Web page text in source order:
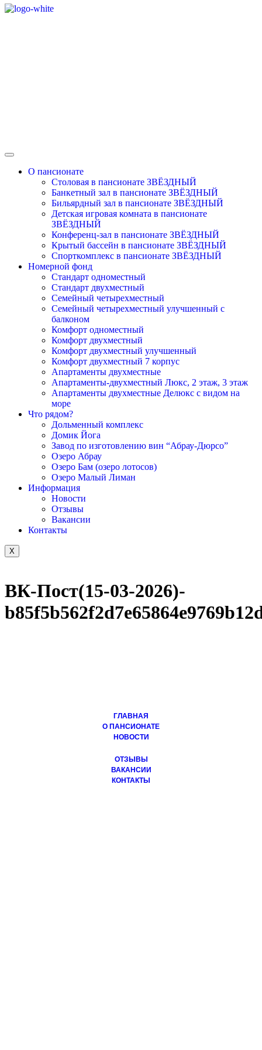
О пансионате
Столовая в пансионате ЗВЁЗДНЫЙ
Банкетный зал в пансионате ЗВЁЗДНЫЙ
Бильярдный зал в пансионате ЗВЁЗДНЫЙ
Детская игровая комната в пансионате
ЗВЁЗДНЫЙ
Конференц-зал в пансионате ЗВЁЗДНЫЙ
Крытый бассейн в пансионате ЗВЁЗДНЫЙ
Спорткомплекс в пансионате ЗВЁЗДНЫЙ
Номерной фонд
Cтандарт одноместный
Cтандарт двухместный
Семейный четырехместный
Семейный четырехместный улучшенный с
балконом
Комфорт одноместный
Комфорт двухместный
Комфорт двухместный улучшенный
Комфорт двухместный 7 корпус
Апартаменты двухместные
Апартаменты-двухместный Люкс, 2 этаж, 3 этаж
Апартаменты двухместные Делюкс с видом на
море
Что рядом?
Дольменный комплекс
Домик Йога
Завод по изготовлению вин “Абрау-Дюрсо”
Озеро Абрау
Озеро Бам (озеро лотосов)
Озеро Малый Лиман
Информация
Новости
Отзывы
Вакансии
Контакты
X
ВК-Пост(15-03-2026)-
ГЛАВНАЯ
О ПАНСИОНАТЕ
НОВОСТИ
ОТЗЫВЫ
ВАКАНСИИ
КОНТАКТЫ